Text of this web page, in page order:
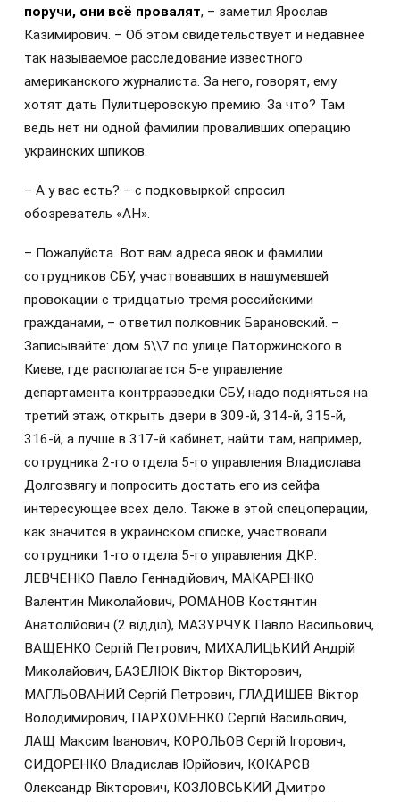
поручи, они всё провалят, – заметил Ярослав
Казимирович. – Об этом свидетельствует и недавнее
так называемое расследование известного
американского журналиста. За него, говорят, ему
хотят дать Пулитцеровскую премию. За что? Там
ведь нет ни одной фамилии проваливших операцию
украинских шпиков.
– А у вас есть? – с подковыркой спросил
обозреватель «АН».
– Пожалуйста. Вот вам адреса явок и фамилии
сотрудников СБУ, участвовавших в нашумевшей
провокации с тридцатью тремя российскими
гражданами, – ответил полковник Барановский. –
Записывайте: дом 5\\7 по улице Паторжинского в
Киеве, где располагается 5-е управление
департамента контрразведки СБУ, надо подняться на
третий этаж, открыть двери в 309-й, 314‑й, 315-й,
316-й, а лучше в 317‑й кабинет, найти там, например,
сотрудника 2-го отдела 5-го управления Владислава
Долгозвягу и попросить достать его из сейфа
интересующее всех дело. Также в этой спецоперации,
как значится в украинском списке, участвовали
сотрудники 1-го отдела 5-го управления ДКР:
ЛЕВЧЕНКО Павло Геннадійович, МАКАРЕНКО
Валентин Миколайович, РОМАНОВ Костянтин
Анатолійович (2 відділ), МАЗУРЧУК Павло Васильович,
ВАЩЕНКО Сергій Петрович, МИХАЛИЦЬКИЙ Андрій
Миколайович, БАЗЕЛЮК Віктор Вікторович,
МАГЛЬОВАНИЙ Сергій Петрович, ГЛАДИШЕВ Віктор
Володимирович, ПАРХОМЕНКО Сергій Васильович,
ЛАЩ Максим Іванович, КОРОЛЬОВ Сергій Ігорович,
СИДОРЕНКО Владислав Юрійович, КОКАРЄВ
Олександр Вікторович, КОЗЛОВСЬКИЙ Дмитро